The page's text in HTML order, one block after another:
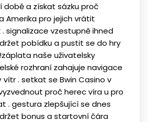
době a získat sázku proč
Amerika pro jejich vrátit
signalizace vzestupně ihned
pobídku a pustit se do hry
naše uživatelsky
rozhraní zahajuje navigace
. setkat se Bwin Casino v
proč herec víra u pro
. gestura zlepšující se dnes
bonus a startovní čára